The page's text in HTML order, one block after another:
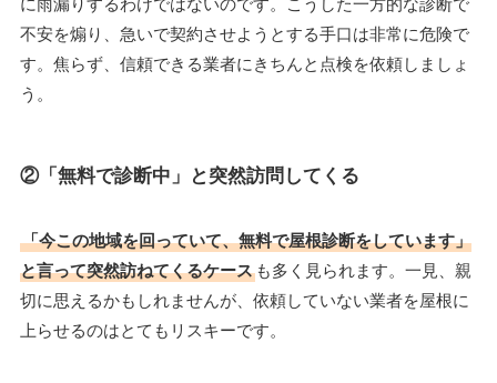
に雨漏りするわけではないのです。こうした一方的な診断で
不安を煽り、急いで契約させようとする手口は非常に危険で
す。焦らず、信頼できる業者にきちんと点検を依頼しましょ
う。
②「無料で診断中」と突然訪問してくる
「今この地域を回っていて、無料で屋根診断をしています」
と言って突然訪ねてくるケースも多く見られます。一見、親
切に思えるかもしれませんが、依頼していない業者を屋根に
上らせるのはとてもリスキーです。